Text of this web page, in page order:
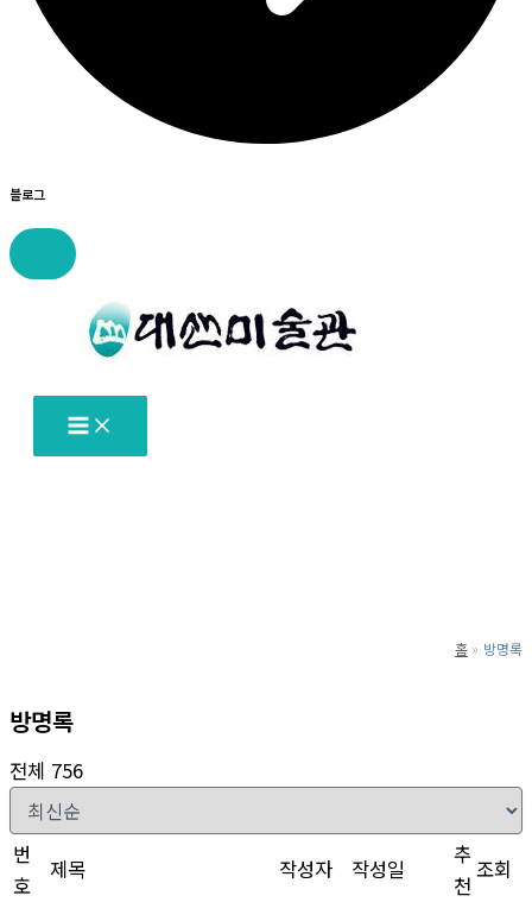
블로그
홈 방명록
방명록
전체 756
번
호
제목 작성자 작성일
추
천
조회